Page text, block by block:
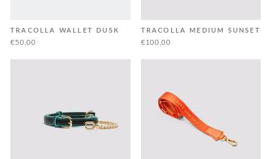
TRACOLLA WALLET DUSK
€50,00
TRACOLLA MEDIUM SUNSET
€100,00